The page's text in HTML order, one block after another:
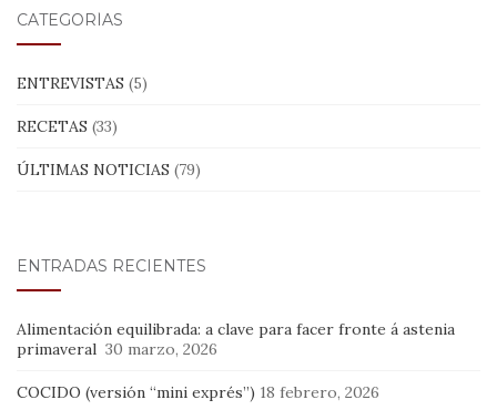
CATEGORÍAS
ENTREVISTAS (5)
RECETAS (33)
ÚLTIMAS NOTICIAS (79)
ENTRADAS RECIENTES
Alimentación equilibrada: a clave para facer fronte á astenia
primaveral 30 marzo, 2026
COCIDO (versión “mini exprés”) 18 febrero, 2026